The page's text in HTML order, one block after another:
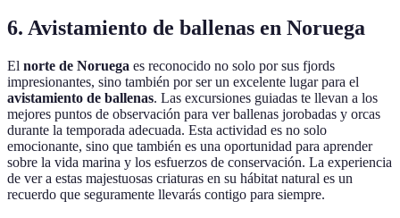
6. Avistamiento de ballenas en Noruega
El norte de Noruega es reconocido no solo por sus fjords
impresionantes, sino también por ser un excelente lugar para el
avistamiento de ballenas. Las excursiones guiadas te llevan a los
mejores puntos de observación para ver ballenas jorobadas y orcas
durante la temporada adecuada. Esta actividad es no solo
emocionante, sino que también es una oportunidad para aprender
sobre la vida marina y los esfuerzos de conservación. La experiencia
de ver a estas majestuosas criaturas en su hábitat natural es un
recuerdo que seguramente llevarás contigo para siempre.